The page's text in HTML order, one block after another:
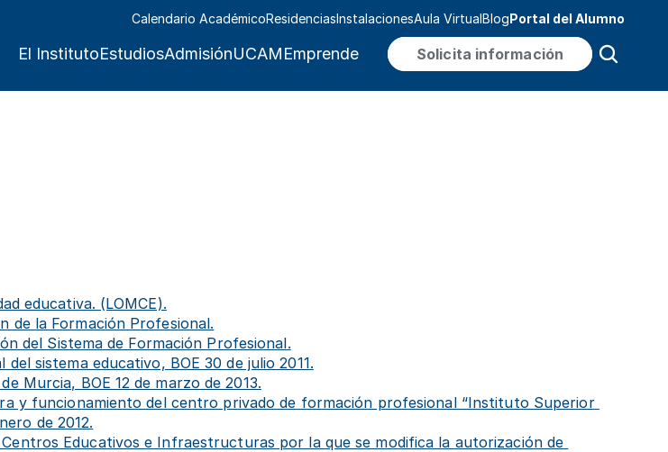
Calendario AcadémicoResidenciasInstalacionesAula VirtualBlogPortal del Alumno
El InstitutoEstudiosAdmisiónUCAMEmprende Solicita información
educativa. (LOMCE).
de la Formación Profesional.
del Sistema de Formación Profesional.
sistema educativo, BOE 30 de julio 2011.
Murcia, BOE 12 de marzo de 2013.
y funcionamiento del centro privado de formación profesional “Instituto Superior
de 2012.
Educativos e Infraestructuras por la que se modifica la autorización de